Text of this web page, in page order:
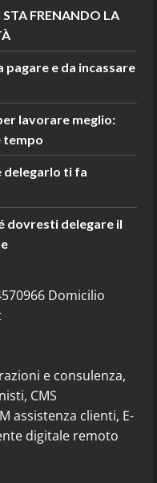
STA FRENANDO LA
e da incassare
lavorare meglio:
tempo
delegarlo ti fa
dovresti delegare il
Domicilio
e consulenza,
CMS
assistenza clienti, E-
digitale remoto